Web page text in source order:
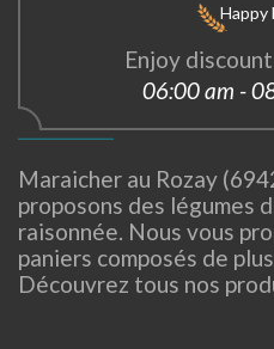
Happy
Enjoy
06:00 am -
Maraicher au Rozay
proposons des légumes
raisonnée. Nous vous
paniers composés de
Découvrez tous nos